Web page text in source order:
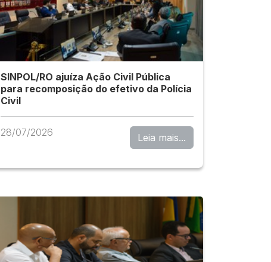
SINPOL/RO ajuíza Ação Civil Pública
para recomposição do efetivo da Polícia
Civil
28/07/2026 Leia mais...